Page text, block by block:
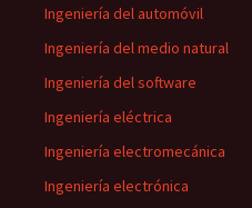
Ingeniería del automóvil
Ingeniería del medio natural
Ingeniería del software
Ingeniería eléctrica
Ingeniería electromecánica
Ingeniería electrónica